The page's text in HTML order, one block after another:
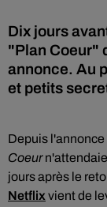
Dix jours
"Plan Coeur"
annonce. Au
et petits
Depuis l'annonce
Coeur
jours après le
Netflix vient de